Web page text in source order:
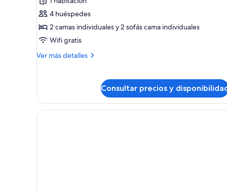
piscina
(3
Adults)
de
Superior
Suite,
terraza,
vistas
(3
Adultos
4 huéspedes
2 camas individuales y 2 sofás cama individuales
Wifi gratis
Ver más detalles
Más
terraza,
vistas
a
Consultar precios y